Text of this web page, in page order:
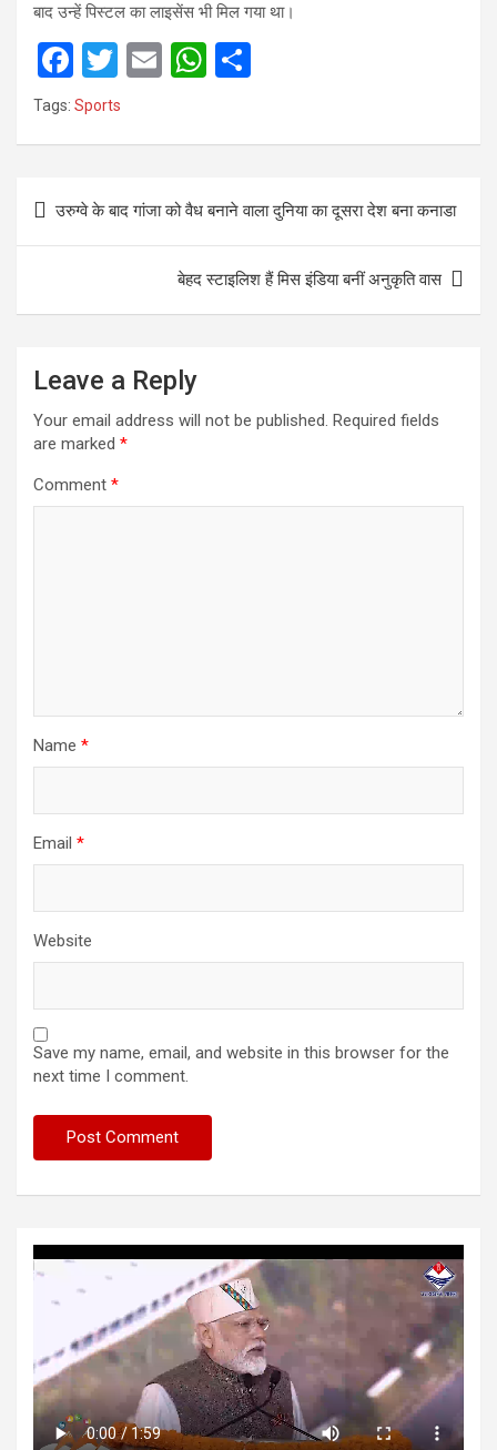
बाद उन्हें पिस्टल का लाइसेंस भी मिल गया था।
F
a
o
o
T
wi
E
W
A
p
p
Tags: Sports
Post
उरुग्‍वे के बाद गांजा को वैध बनाने वाला दुनिया का दूसरा देश बना कनाडा
बेहद स्टाइलिश हैं मिस इंडिया बनीं अनुकृति वास
Leave a Reply
Your email address will not be published. Required fields
are marked *
Comment *
Name *
Email *
Website
Save my name, email, and website in this browser for the
next time I comment.